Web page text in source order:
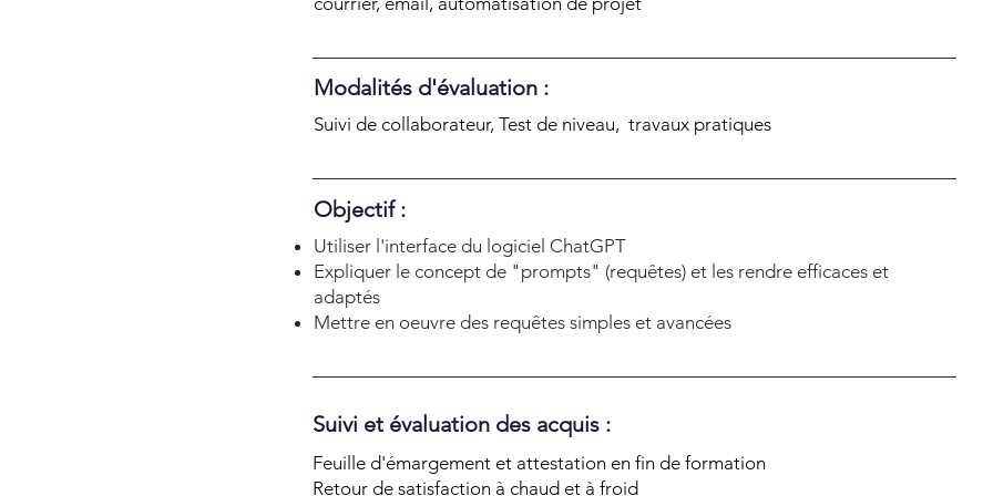
Modalités d'évaluation :
Suivi de collaborateur, Test de niveau, travaux pratiques
Objectif :
Utiliser l'interface du logiciel ChatGPT
Expliquer le concept de "prompts" (requêtes) et les rendre efficaces et
adaptés
Mettre en oeuvre des requêtes simples et avancées
Suivi et évaluation des acquis :
Feuille d'émargement et attestation en fin de formation
Retour de satisfaction à chaud et à froid